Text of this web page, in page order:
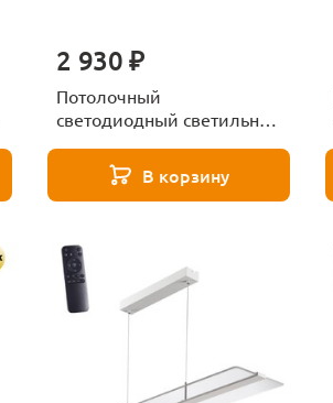
2 930 ₽
Потолочный
светодиодный светильник
В корзину